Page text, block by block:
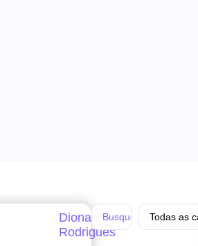
Dionatha
Rodrigues
Todas as